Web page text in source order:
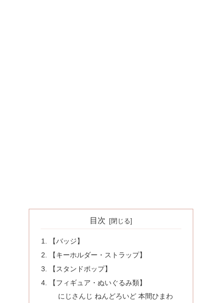
目次
【バッジ】
【キーホルダー・ストラップ】
【スタンドポップ】
【フィギュア・ぬいぐるみ類】
にじさんじ ねんどろいど 本間ひまわ